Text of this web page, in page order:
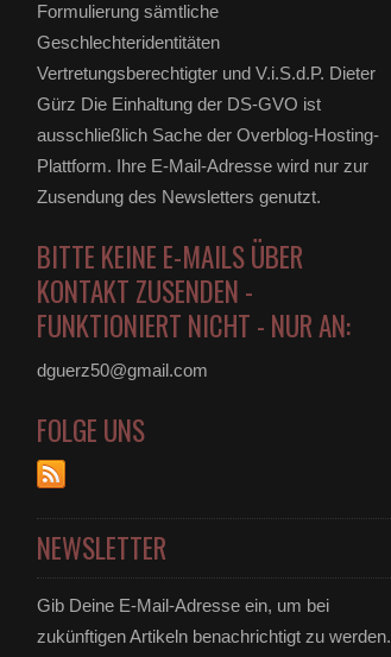
Formulierung sämtliche
Geschlechteridentitäten
Vertretungsberechtigter und V.i.S.d.P. Dieter
Gürz Die Einhaltung der DS-GVO ist
ausschließlich Sache der Overblog-Hosting-
Plattform. Ihre E-Mail-Adresse wird nur zur
Zusendung des Newsletters genutzt.
BITTE KEINE E-MAILS ÜBER
KONTAKT ZUSENDEN -
FUNKTIONIERT NICHT - NUR AN:
dguerz50@gmail.com
FOLGE UNS
NEWSLETTER
Gib Deine E-Mail-Adresse ein, um bei
zukünftigen Artikeln benachrichtigt zu werden.